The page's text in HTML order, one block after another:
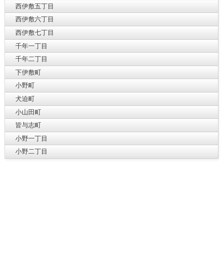
西伊敷五丁目
西伊敷六丁目
西伊敷七丁目
千年一丁目
千年二丁目
下伊敷町
小野町
犬迫町
小山田町
皆与志町
小野一丁目
小野二丁目